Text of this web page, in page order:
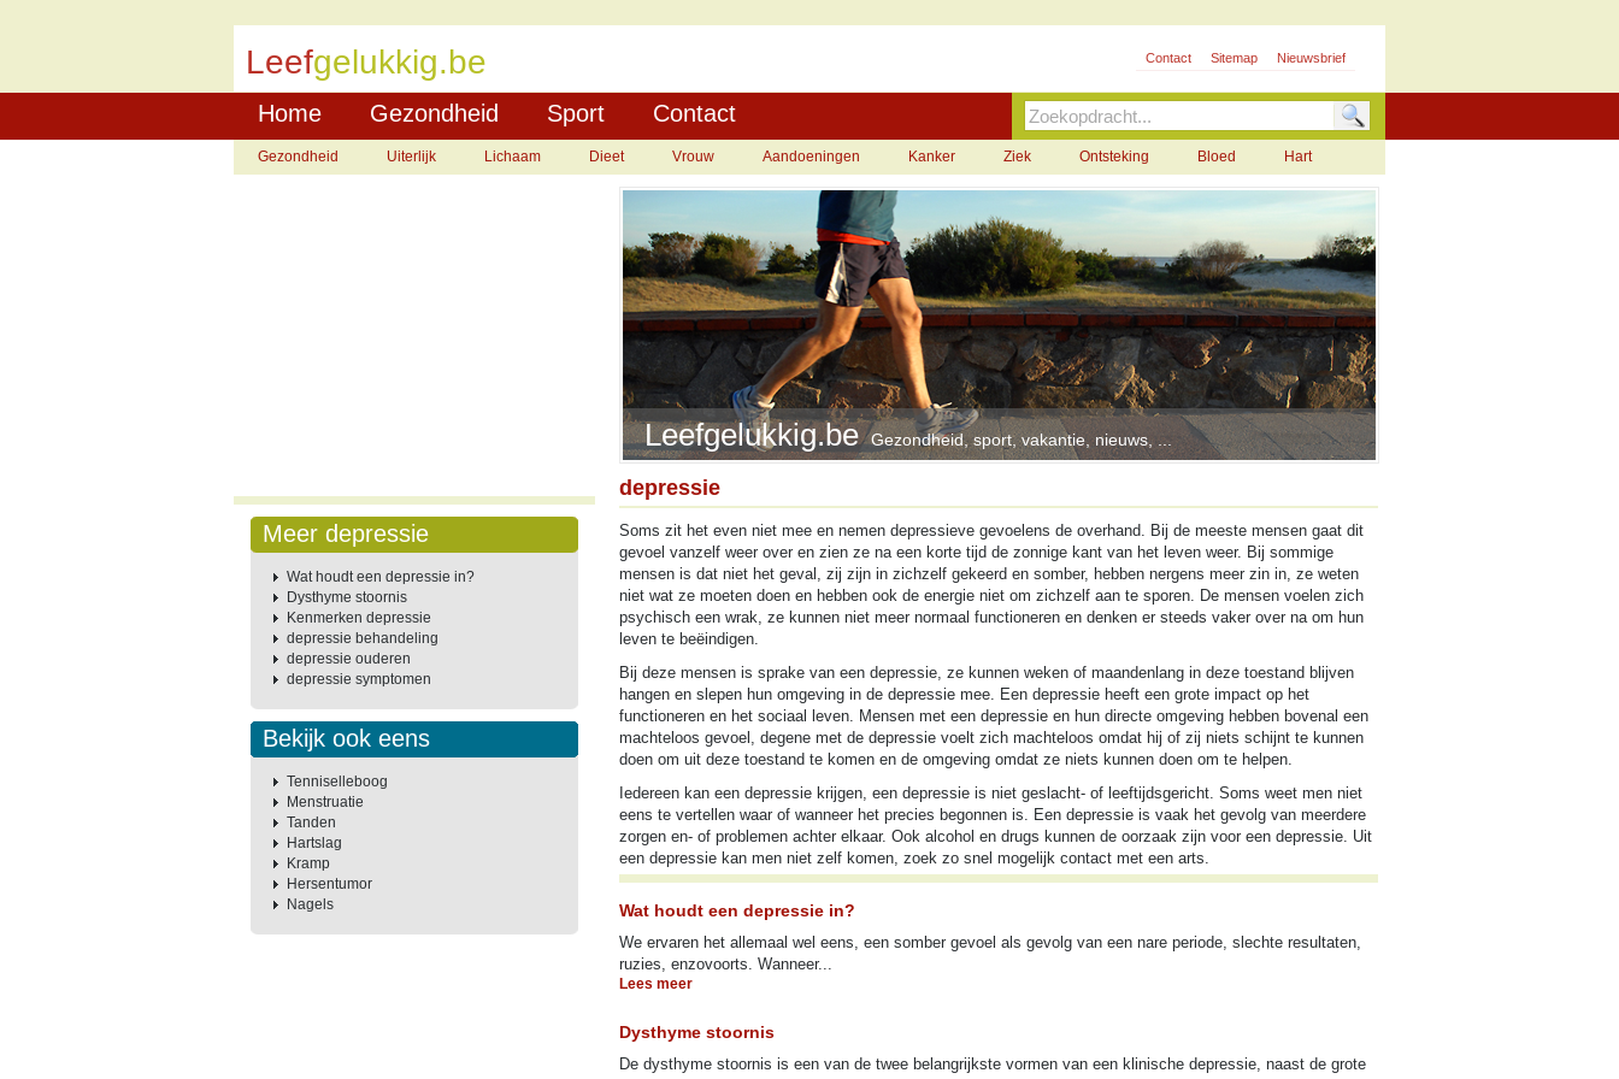
Leefgelukkig.be Contact Sitemap Nieuwsbrief
Home Gezondheid Sport Contact
Gezondheid Uiterlijk Lichaam Dieet Vrouw Aandoeningen Kanker Ziek Ontsteking Bloed Hart
Meer depressie
Wat houdt een depressie in?
Dysthyme stoornis
Kenmerken depressie
depressie behandeling
depressie ouderen
depressie symptomen
Bekijk ook eens
Tenniselleboog
Menstruatie
Tanden
Hartslag
Kramp
Hersentumor
Nagels
Leefgelukkig.be Gezondheid, sport, vakantie, nieuws, ...
depressie
Soms zit het even niet mee en nemen depressieve gevoelens de overhand. Bij de meeste mensen gaat dit
gevoel vanzelf weer over en zien ze na een korte tijd de zonnige kant van het leven weer. Bij sommige
mensen is dat niet het geval, zij zijn in zichzelf gekeerd en somber, hebben nergens meer zin in, ze weten
niet wat ze moeten doen en hebben ook de energie niet om zichzelf aan te sporen. De mensen voelen zich
psychisch een wrak, ze kunnen niet meer normaal functioneren en denken er steeds vaker over na om hun
leven te beëindigen.
Bij deze mensen is sprake van een depressie, ze kunnen weken of maandenlang in deze toestand blijven
hangen en slepen hun omgeving in de depressie mee. Een depressie heeft een grote impact op het
functioneren en het sociaal leven. Mensen met een depressie en hun directe omgeving hebben bovenal een
machteloos gevoel, degene met de depressie voelt zich machteloos omdat hij of zij niets schijnt te kunnen
doen om uit deze toestand te komen en de omgeving omdat ze niets kunnen doen om te helpen.
Iedereen kan een depressie krijgen, een depressie is niet geslacht- of leeftijdsgericht. Soms weet men niet
eens te vertellen waar of wanneer het precies begonnen is. Een depressie is vaak het gevolg van meerdere
zorgen en- of problemen achter elkaar. Ook alcohol en drugs kunnen de oorzaak zijn voor een depressie. Uit
een depressie kan men niet zelf komen, zoek zo snel mogelijk contact met een arts.
Wat houdt een depressie in?
We ervaren het allemaal wel eens, een somber gevoel als gevolg van een nare periode, slechte resultaten,
ruzies, enzovoorts. Wanneer...
Lees meer
Dysthyme stoornis
De dysthyme stoornis is een van de twee belangrijkste vormen van een klinische depressie, naast de grote